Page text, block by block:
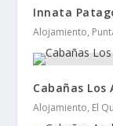
Innata
Alojamiento,
Cabañas Los
Alojamiento, El